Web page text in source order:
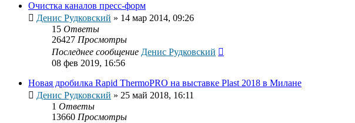
Очистка каналов пресс-форм
Денис Рудковский » 14 мар 2014, 09:26
15 Ответы
26427 Просмотры
Последнее сообщение Денис Рудковский
08 фев 2019, 16:56
Новая дробилка Rapid ThermoPRO на выставке Plast 2018 в Милане
Денис Рудковский » 25 май 2018, 16:11
1 Ответы
13660 Просмотры